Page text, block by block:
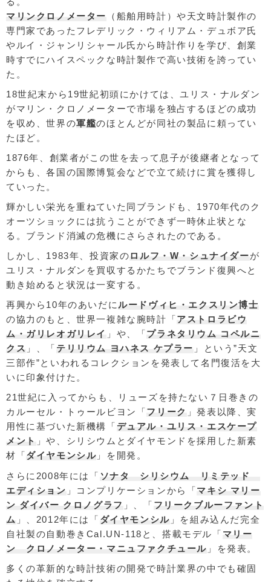
マリンクロノメーター
（船舶用時計）や天文時計製作の
専門家であったフレデリック・ウィリアム・デュボア氏
やルイ・ジャンリシャール氏から時計作りを学び、創業
時すでにハイスペックな時計製作で高い技術を誇ってい
た。
18世紀末から19世紀初頭にかけては、ユリス・ナルダン
がマリン・クロノメーターで市場を独占するほどの成功
を収め、世界の軍艦のほとんどが同社の製品に頼ってい
たほど。
1876年、創業者がこの世を去って息子が後継者となって
からも、各国の国際博覧会などで立て続けに賞を獲得し
ていった。
輝かしい栄光を重ねていた同ブランドも、1970年代のク
オーツショックには抗うことができず一時休止状とな
る。ブランド消滅の危機にさらされたのである。
しかし、1983年、投資家のロルフ・W・シュナイダーが
ユリス・ナルダンを買収するかたちでブランド復興へと
動き始めると状況は一変する。
再興から10年のあいだに ルードヴィヒ・エクスリン博士
の協力のもと、世界一複雑な腕時計「アストロラビウ
ム・ガリレオガリレイ 」や、「プラネタリウム コペルニ
クス 」、「 テリリウム ヨハネス ケプラー 」という”天文
三部作”といわれるコレクションを発表して名門復活を大
いに印象付けた。
21世紀に入ってからも、リューズを持たない７日巻きの
カルーセル・トゥールビヨン「フリーク 」発表以降、実
用性に基づいた新機構「デュアル・ユリス・エスケープ
メント 」や、シリシウムとダイヤモンドを採用した新素
材「ダイヤモンシル 」を開発。
さらに2008年には「 ソナタ シリシウム リミテッド
エディション 」コンプリケーションから「マキシ マリー
ン ダイバー クロノグラフ 」、「 フリークブルーファント
ム 」、2012年には「 ダイヤモンシル 」を組み込んだ完全
自社製の自動巻きCal.UN-118と、搭載モデル「 マリー
ン クロノメーター・マニュファクチュール 」を発表。
多くの革新的な時計技術の開発で時計業界の中でも確固